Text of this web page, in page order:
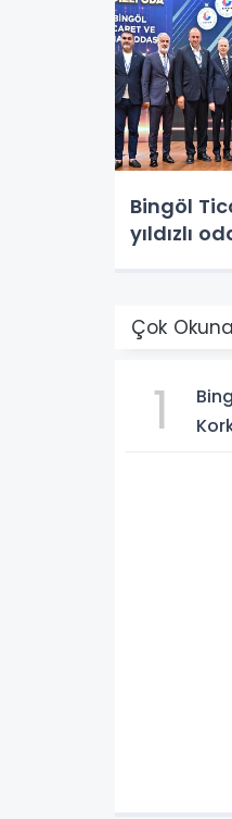
Bingöl
yıldızlı
Çok
1